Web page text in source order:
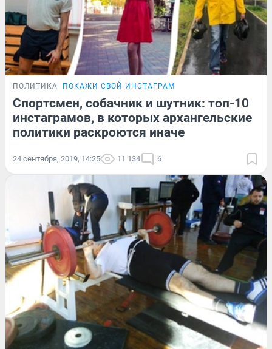
ПОЛИТИКА ПОКАЖИ СВОЙ ИНСТАГРАМ
Спортсмен, собачник и шутник: топ-10
инстаграмов, в которых архангельские
политики раскроются иначе
24 сентября, 2019, 14:25 11 134 6